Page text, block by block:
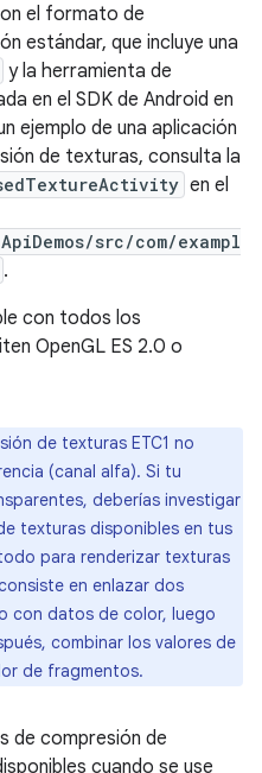
el formato de
estándar, que incluye una
y la herramienta de
en el SDK de Android en
ejemplo de una aplicación
de texturas, consulta la
en el
src/com/exampl
.
con todos los
OpenGL ES 2.0 o
de texturas ETC1 no
(canal alfa). Si tu
deberías investigar
texturas disponibles en tus
para renderizar texturas
en enlazar dos
con datos de color, luego
combinar los valores de
de fragmentos.
de compresión de
cuando se use